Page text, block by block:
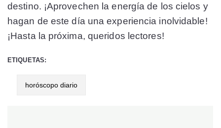
destino. ¡Aprovechen la energía de los cielos y
hagan de este día una experiencia inolvidable!
¡Hasta la próxima, queridos lectores!
ETIQUETAS:
horóscopo diario